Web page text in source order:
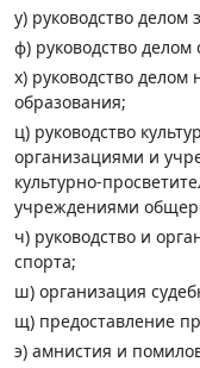
у) руководство делом
ф) руководство
х) руководство
образования;
ц) руководство
организациями и
культурно-
учреждениями
ч) руководство и
спорта;
ш) организация
щ) предоставление
э) амнистия и